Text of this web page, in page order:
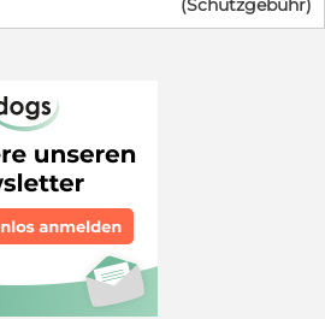
wurde. Ein wenig Zeit
können nicht für immer
kuscheln am liebsten
groß und selbstständig
unsere Köfferchen. Wir suchen
zeigen, uns das Hunde-
uns nie wieder hergeben.
Mama sucht ein eigenes
vorgestellt). in dem sie
Welpenzeit endlich die
unserem Auszug sind wir
und mehrfach entwurmt.
(Schutzgebühr)